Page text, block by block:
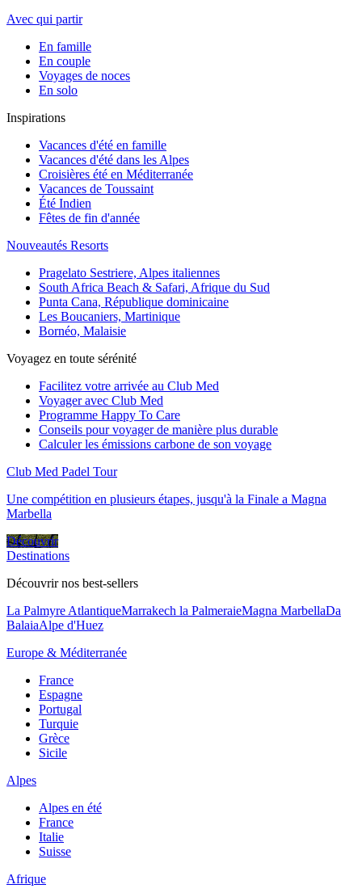
Avec qui partir
En famille
En couple
Voyages de noces
En solo
Inspirations
Vacances d'été en famille
Vacances d'été dans les Alpes
Croisières été en Méditerranée
Vacances de Toussaint
Été Indien
Fêtes de fin d'année
Nouveautés Resorts
Pragelato Sestriere, Alpes italiennes
South Africa Beach & Safari, Afrique du Sud
Punta Cana, République dominicaine
Les Boucaniers, Martinique
Bornéo, Malaisie
Voyagez en toute sérénité
Facilitez votre arrivée au Club Med
Voyager avec Club Med
Programme Happy To Care
Conseils pour voyager de manière plus durable
Calculer les émissions carbone de son voyage
Club Med Padel Tour
Une compétition en plusieurs étapes, jusqu'à la Finale a Magna
Marbella
Découvrir
Destinations
Découvrir nos best-sellers
La Palmyre AtlantiqueMarrakech la PalmeraieMagna MarbellaDa
BalaiaAlpe d'Huez
Europe & Méditerranée
France
Espagne
Portugal
Turquie
Grèce
Sicile
Alpes
Alpes en été
France
Italie
Suisse
Afrique